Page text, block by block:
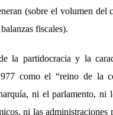
(sobre el volumen del
fiscales).
la partidocracia y la
como el “reino de la
ni el parlamento, ni
ni las administraciones